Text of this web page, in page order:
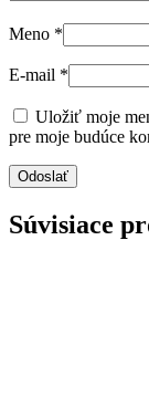
Meno *
E-mail *
Uložiť moje
pre moje budúce
Súvisiace